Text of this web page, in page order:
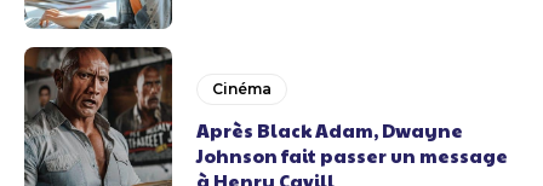
Cinéma
Après Black Adam, Dwayne
Johnson fait passer un message